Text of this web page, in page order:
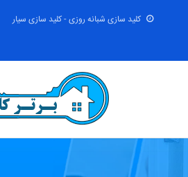
کلید سازی شبانه روزی - کلید سازی سیار